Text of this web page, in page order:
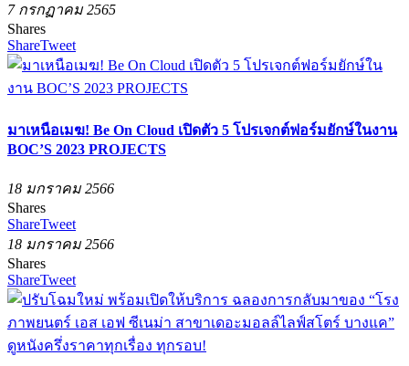
7 กรกฏาคม 2565
Shares
ShareTweet
มาเหนือเมฆ! Be On Cloud เปิดตัว 5 โปรเจกต์ฟอร์มยักษ์ในงาน
BOC’S 2023 PROJECTS
18 มกราคม 2566
Shares
ShareTweet
18 มกราคม 2566
Shares
ShareTweet